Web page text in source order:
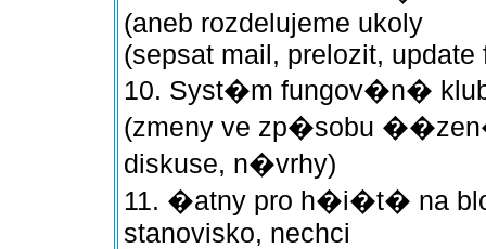
(aneb rozdelujeme ukoly
(sepsat mail, prelozit,
10. Syst�m fungov�n�
(zmeny ve zp�sobu
diskuse, n�vrhy)
11. �atny pro h�i�t� na
stanovisko, nechci